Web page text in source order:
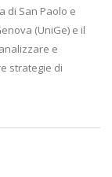
di San Paolo e
(UniGe) e il
e
strategie di